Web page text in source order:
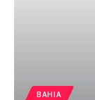
BAHIA